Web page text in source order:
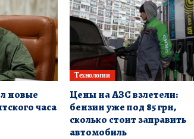
новые
часа
Технологии
Цены на АЗС взлетели:
бензин уже под 85 грн,
сколько стоит заправить
автомобиль